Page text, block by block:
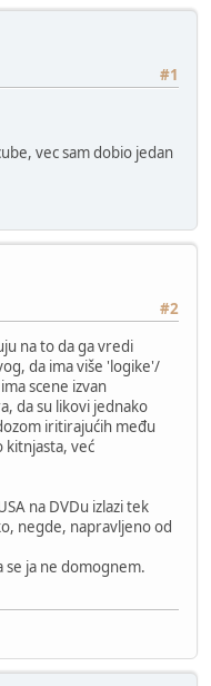
#1
vec sam dobio jedan
#2
na to da ga vredi
da ima više 'logike'/
scene izvan
da su likovi jednako
iritirajućih među
kitnjasta, već
na DVDu izlazi tek
negde, napravljeno od
se ja ne domognem.